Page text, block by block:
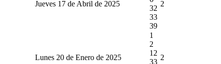
Jueves 17 de Abril de 2025
32
33
39
2
Lunes 20 de Enero de 2025
1
2
12
33
2